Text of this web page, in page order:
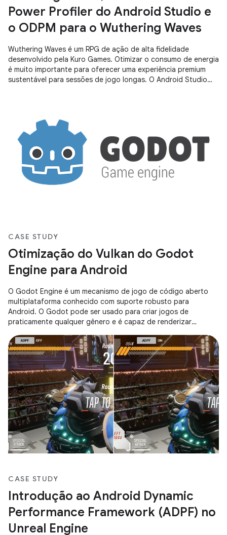
Power Profiler do Android Studio e
o ODPM para o Wuthering Waves
Wuthering Waves é um RPG de ação de alta fidelidade
desenvolvido pela Kuro Games. Otimizar o consumo de energia
é muito importante para oferecer uma experiência premium
sustentável para sessões de jogo longas. O Android Studio
CASE STUDY
Otimização do Vulkan do Godot
Engine para Android
O Godot Engine é um mecanismo de jogo de código aberto
multiplataforma conhecido com suporte robusto para
Android. O Godot pode ser usado para criar jogos de
praticamente qualquer gênero e é capaz de renderizar
CASE STUDY
Introdução ao Android Dynamic
Performance Framework (ADPF) no
Unreal Engine